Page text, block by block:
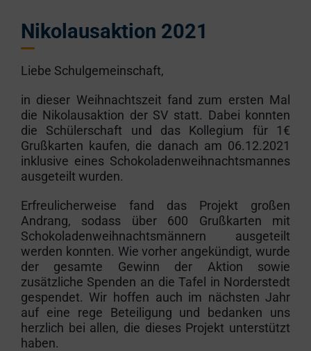
Nikolausaktion 2021
Liebe Schulgemeinschaft,
in dieser Weihnachtszeit fand zum ersten Mal
die Nikolausaktion der SV statt. Dabei konnten
die Schülerschaft und das Kollegium für 1€
Grußkarten kaufen, die danach am 06.12.2021
inklusive eines Schokoladenweihnachtsmannes
ausgeteilt wurden.
Erfreulicherweise fand das Projekt großen
Andrang, sodass über 600 Grußkarten mit
Schokoladenweihnachtsmännern ausgeteilt
werden konnten. Wie vorher angekündigt, wurde
der gesamte Gewinn der Aktion sowie
zusätzliche Spenden an die Tafel in Norderstedt
gespendet. Wir hoffen auch im nächsten Jahr
auf eine rege Beteiligung und bedanken uns
herzlich bei allen, die dieses Projekt unterstützt
haben.